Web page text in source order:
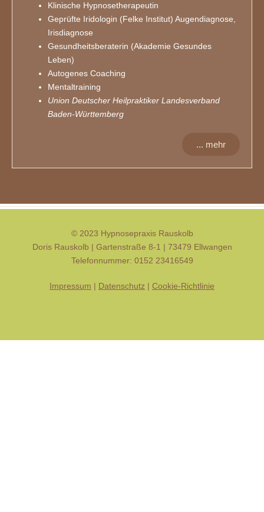
Klinische Hypnosetherapeutin
Geprüfte Iridologin (Felke Institut) Augendiagnose,
Irisdiagnose
Gesundheitsberaterin (Akademie Gesundes
Leben)
Autogenes Coaching
Mentaltraining
Union Deutscher Heilpraktiker Landesverband
Baden-Württemberg
... mehr
© 2023 Hypnosepraxis Rauskolb
Doris Rauskolb | Gartenstraße 8-1 | 73479 Ellwangen
Telefonnummer: 0152 23416549
Impressum | Datenschutz | Cookie-Richtlinie